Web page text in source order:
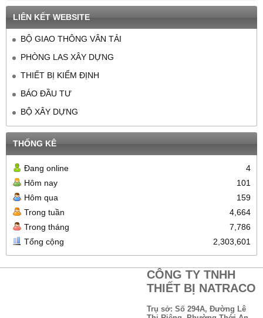
LIÊN KẾT WEBSITE
BỘ GIAO THÔNG VÂN TẢI
PHÒNG LAS XÂY DỰNG
THIẾT BỊ KIỂM ĐỊNH
BÁO ĐẦU TƯ
BỘ XÂY DỰNG
THỐNG KÊ
Đang online
4
Hôm nay
101
Hôm qua
159
Trong tuần
4,664
Trong tháng
7,786
Tổng cộng
2,303,601
CÔNG TY TNHH
THIẾT BỊ NATRACO
Trụ sở: Số 294A, Đường Lê